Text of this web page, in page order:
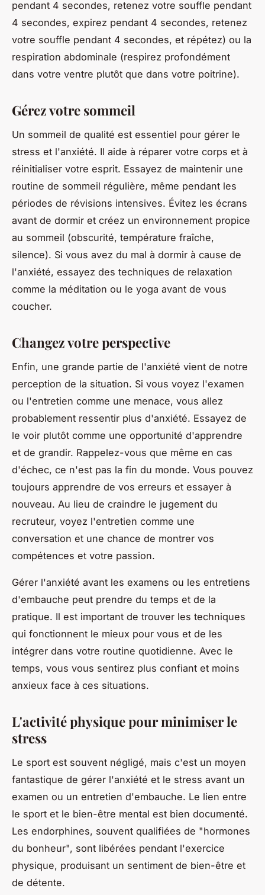
pendant 4 secondes, retenez votre souffle pendant
4 secondes, expirez pendant 4 secondes, retenez
votre souffle pendant 4 secondes, et répétez) ou la
respiration abdominale (respirez profondément
dans votre ventre plutôt que dans votre poitrine).
Gérez votre sommeil
Un sommeil de qualité est essentiel pour gérer le
stress et l'anxiété. Il aide à réparer votre corps et à
réinitialiser votre esprit. Essayez de maintenir une
routine de sommeil régulière, même pendant les
périodes de révisions intensives. Évitez les écrans
avant de dormir et créez un environnement propice
au sommeil (obscurité, température fraîche,
silence). Si vous avez du mal à dormir à cause de
l'anxiété, essayez des techniques de relaxation
comme la méditation ou le yoga avant de vous
coucher.
Changez votre perspective
Enfin, une grande partie de l'anxiété vient de notre
perception de la situation. Si vous voyez l'examen
ou l'entretien comme une menace, vous allez
probablement ressentir plus d'anxiété. Essayez de
le voir plutôt comme une opportunité d'apprendre
et de grandir. Rappelez-vous que même en cas
d'échec, ce n'est pas la fin du monde. Vous pouvez
toujours apprendre de vos erreurs et essayer à
nouveau. Au lieu de craindre le jugement du
recruteur, voyez l'entretien comme une
conversation et une chance de montrer vos
compétences et votre passion.
Gérer l'anxiété avant les examens ou les entretiens
d'embauche peut prendre du temps et de la
pratique. Il est important de trouver les techniques
qui fonctionnent le mieux pour vous et de les
intégrer dans votre routine quotidienne. Avec le
temps, vous vous sentirez plus confiant et moins
anxieux face à ces situations.
L'activité physique pour minimiser le
stress
Le sport est souvent négligé, mais c'est un moyen
fantastique de gérer l'anxiété et le stress avant un
examen ou un entretien d'embauche. Le lien entre
le sport et le bien-être mental est bien documenté.
Les endorphines, souvent qualifiées de "hormones
du bonheur", sont libérées pendant l'exercice
physique, produisant un sentiment de bien-être et
de détente.